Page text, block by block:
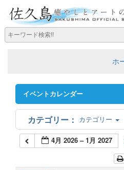
ホ
イベントカレンダー
カテゴリー
4月 2026 – 1月 2027